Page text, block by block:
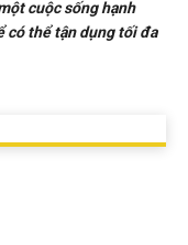
cuộc sống hạnh
có thể tận dụng tối đa